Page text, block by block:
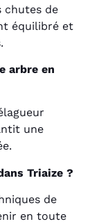
chutes de
équilibré et
arbre en
une
Triaize ?
de
en toute